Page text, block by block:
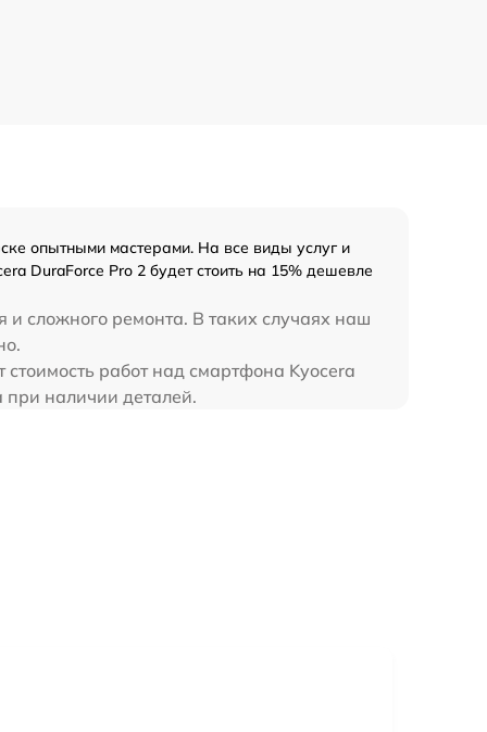
опытными мастерами. На все виды услуг и
DuraForce Pro 2 будет стоить на 15% дешевле
и сложного ремонта. В таких случаях наш
работ над смартфона Kyocera
при наличии деталей.